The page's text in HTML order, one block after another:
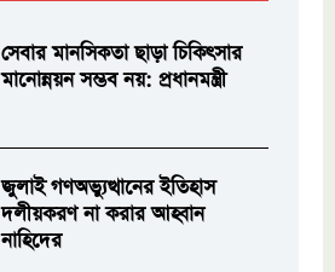
সেবার মানসিকতা ছাড়া চিকিৎসার
মানোন্নয়ন সম্ভব নয়: প্রধানমন্ত্রী
জুলাই গণঅভ্যুত্থানের ইতিহাস
দলীয়করণ না করার আহ্বান
নাহিদের